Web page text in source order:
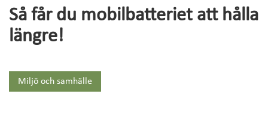
VARDAGSLIV
Mina sidor
Så får du mobilbatteriet att hålla
längre!
Miljö och samhälle